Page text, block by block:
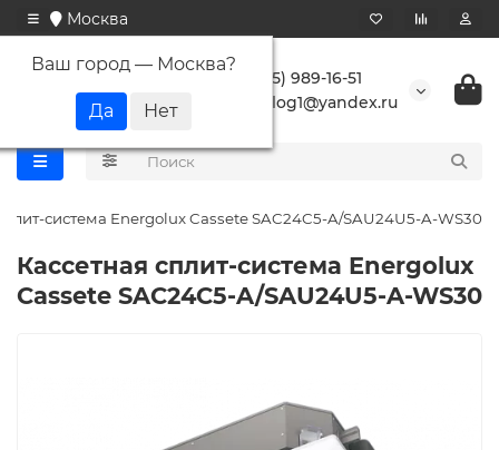
Москва
Ваш город — Москва?
+7 (495) 989-16-51
buranlog1@yandex.ru
система Energolux Cassete SAC24C5-A/SAU24U5-A-WS30
Кассетная сплит-система Energolux
Cassete SAC24C5-A/SAU24U5-A-WS30